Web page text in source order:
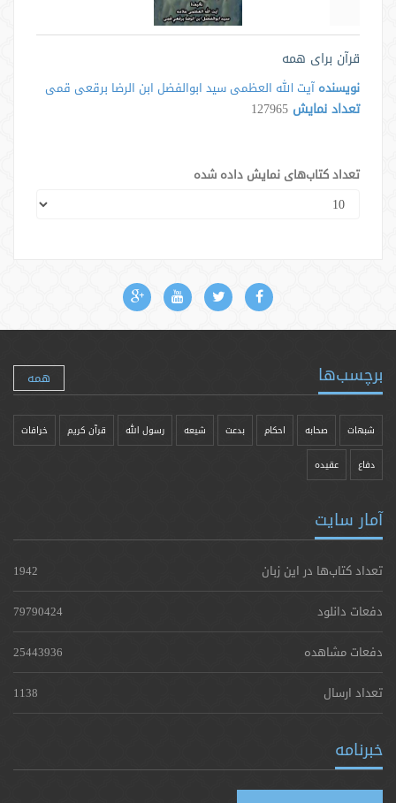
قرآن برای همه
نویسنده آیت الله العظمی سید ابوالفضل ابن الرضا برقعی قمی
تعداد نمایش 127965
تعداد کتاب‌های نمایش داده شده
برچسب‌ها همه
شبهات صحابه احکام بدعت شیعه رسول الله قرآن کریم خرافات
دفاع عقیده
آمار سایت
تعداد کتاب‌ها در این زبان
1942
دفعات دانلود
79790424
دفعات مشاهده
25443936
تعداد ارسال
1138
خبرنامه